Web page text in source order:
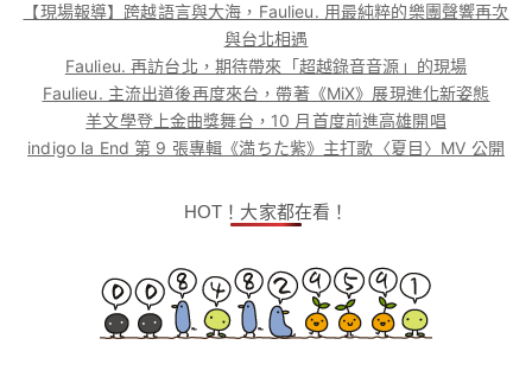
【現場報導】跨越語言與大海，Faulieu. 用最純粹的樂團聲響再次
與台北相遇
Faulieu. 再訪台北，期待帶來「超越錄音音源」的現場
Faulieu. 主流出道後再度來台，帶著《MiX》展現進化新姿態
羊文學登上金曲獎舞台，10 月首度前進高雄開唱
indigo la End 第 9 張專輯《満ちた紫》主打歌〈夏目〉MV 公開
HOT！大家都在看！